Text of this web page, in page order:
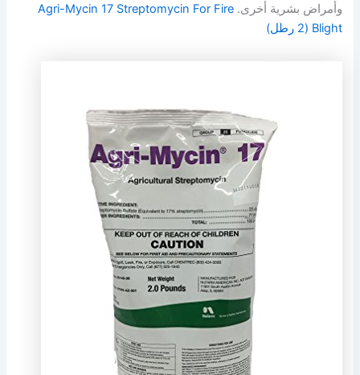
وأمراض بشرية أخرى.Agri-Mycin 17 Streptomycin For Fire
Blight (2 رطل)